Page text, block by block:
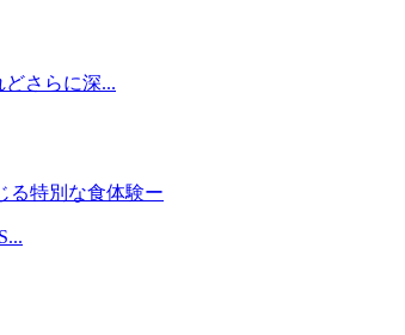
さらに深...
る特別な食体験ー